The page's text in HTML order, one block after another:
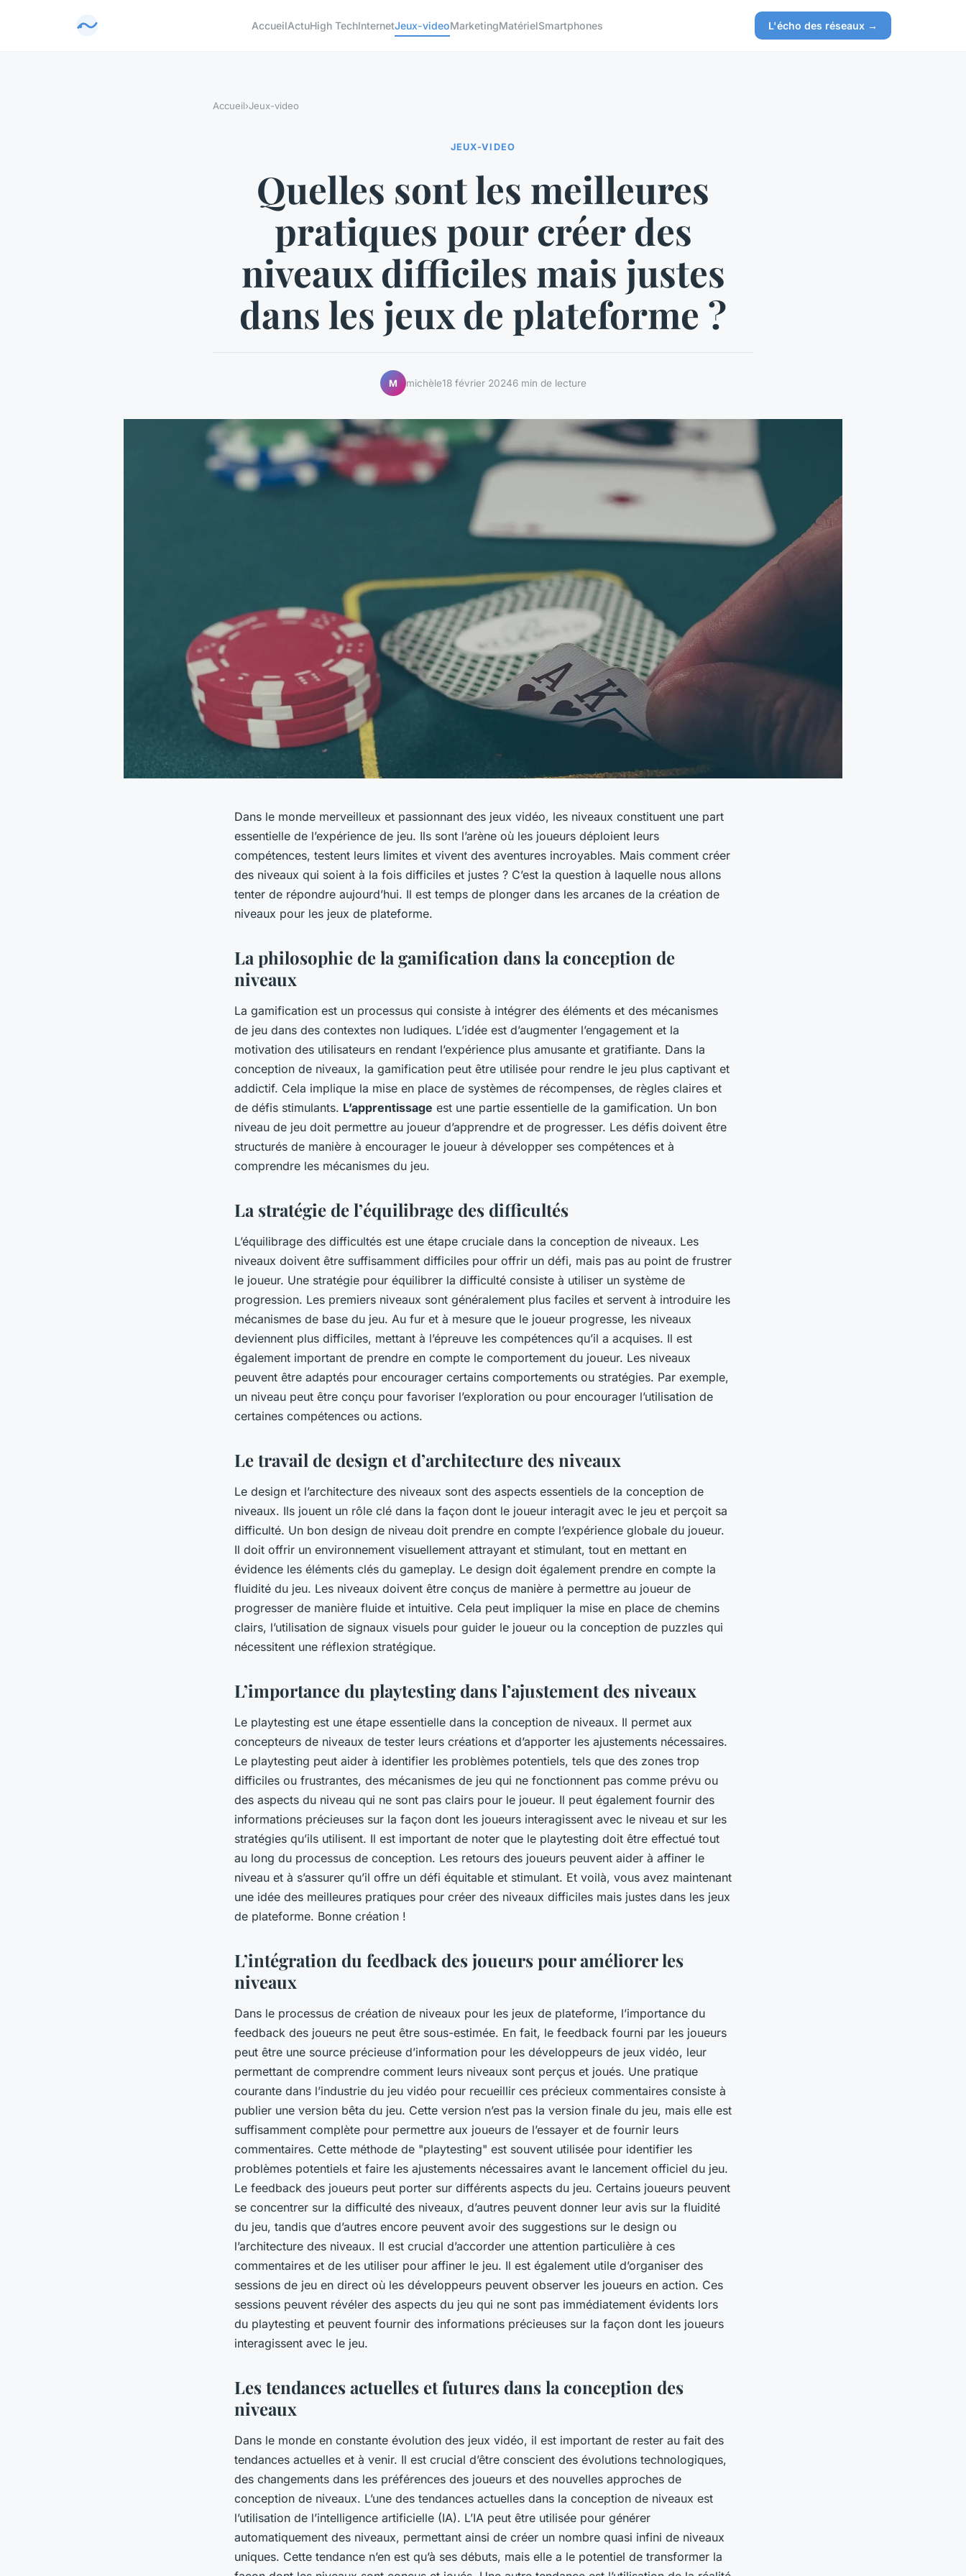
AccueilActuHigh TechInternetJeux-videoMarketingMatérielSmartphones L'écho des réseaux →
Accueil›Jeux-video
JEUX-VIDEO
Quelles sont les meilleures
pratiques pour créer des
niveaux difficiles mais justes
dans les jeux de plateforme ?
M michèle18 février 20246 min de lecture
Dans le monde merveilleux et passionnant des jeux vidéo, les niveaux constituent une part
essentielle de l’expérience de jeu. Ils sont l’arène où les joueurs déploient leurs
compétences, testent leurs limites et vivent des aventures incroyables. Mais comment créer
des niveaux qui soient à la fois difficiles et justes ? C’est la question à laquelle nous allons
tenter de répondre aujourd’hui. Il est temps de plonger dans les arcanes de la création de
niveaux pour les jeux de plateforme.
La philosophie de la gamification dans la conception de
niveaux
La gamification est un processus qui consiste à intégrer des éléments et des mécanismes
de jeu dans des contextes non ludiques. L’idée est d’augmenter l’engagement et la
motivation des utilisateurs en rendant l’expérience plus amusante et gratifiante. Dans la
conception de niveaux, la gamification peut être utilisée pour rendre le jeu plus captivant et
addictif. Cela implique la mise en place de systèmes de récompenses, de règles claires et
de défis stimulants. L’apprentissage est une partie essentielle de la gamification. Un bon
niveau de jeu doit permettre au joueur d’apprendre et de progresser. Les défis doivent être
structurés de manière à encourager le joueur à développer ses compétences et à
comprendre les mécanismes du jeu.
La stratégie de l’équilibrage des difficultés
L’équilibrage des difficultés est une étape cruciale dans la conception de niveaux. Les
niveaux doivent être suffisamment difficiles pour offrir un défi, mais pas au point de frustrer
le joueur. Une stratégie pour équilibrer la difficulté consiste à utiliser un système de
progression. Les premiers niveaux sont généralement plus faciles et servent à introduire les
mécanismes de base du jeu. Au fur et à mesure que le joueur progresse, les niveaux
deviennent plus difficiles, mettant à l’épreuve les compétences qu’il a acquises. Il est
également important de prendre en compte le comportement du joueur. Les niveaux
peuvent être adaptés pour encourager certains comportements ou stratégies. Par exemple,
un niveau peut être conçu pour favoriser l’exploration ou pour encourager l’utilisation de
certaines compétences ou actions.
Le travail de design et d’architecture des niveaux
Le design et l’architecture des niveaux sont des aspects essentiels de la conception de
niveaux. Ils jouent un rôle clé dans la façon dont le joueur interagit avec le jeu et perçoit sa
difficulté. Un bon design de niveau doit prendre en compte l’expérience globale du joueur.
Il doit offrir un environnement visuellement attrayant et stimulant, tout en mettant en
évidence les éléments clés du gameplay. Le design doit également prendre en compte la
fluidité du jeu. Les niveaux doivent être conçus de manière à permettre au joueur de
progresser de manière fluide et intuitive. Cela peut impliquer la mise en place de chemins
clairs, l’utilisation de signaux visuels pour guider le joueur ou la conception de puzzles qui
nécessitent une réflexion stratégique.
L’importance du playtesting dans l’ajustement des niveaux
Le playtesting est une étape essentielle dans la conception de niveaux. Il permet aux
concepteurs de niveaux de tester leurs créations et d’apporter les ajustements nécessaires.
Le playtesting peut aider à identifier les problèmes potentiels, tels que des zones trop
difficiles ou frustrantes, des mécanismes de jeu qui ne fonctionnent pas comme prévu ou
des aspects du niveau qui ne sont pas clairs pour le joueur. Il peut également fournir des
informations précieuses sur la façon dont les joueurs interagissent avec le niveau et sur les
stratégies qu’ils utilisent. Il est important de noter que le playtesting doit être effectué tout
au long du processus de conception. Les retours des joueurs peuvent aider à affiner le
niveau et à s’assurer qu’il offre un défi équitable et stimulant. Et voilà, vous avez maintenant
une idée des meilleures pratiques pour créer des niveaux difficiles mais justes dans les jeux
de plateforme. Bonne création !
L’intégration du feedback des joueurs pour améliorer les
niveaux
Dans le processus de création de niveaux pour les jeux de plateforme, l’importance du
feedback des joueurs ne peut être sous-estimée. En fait, le feedback fourni par les joueurs
peut être une source précieuse d’information pour les développeurs de jeux vidéo, leur
permettant de comprendre comment leurs niveaux sont perçus et joués. Une pratique
courante dans l’industrie du jeu vidéo pour recueillir ces précieux commentaires consiste à
publier une version bêta du jeu. Cette version n’est pas la version finale du jeu, mais elle est
suffisamment complète pour permettre aux joueurs de l’essayer et de fournir leurs
commentaires. Cette méthode de "playtesting" est souvent utilisée pour identifier les
problèmes potentiels et faire les ajustements nécessaires avant le lancement officiel du jeu.
Le feedback des joueurs peut porter sur différents aspects du jeu. Certains joueurs peuvent
se concentrer sur la difficulté des niveaux, d’autres peuvent donner leur avis sur la fluidité
du jeu, tandis que d’autres encore peuvent avoir des suggestions sur le design ou
l’architecture des niveaux. Il est crucial d’accorder une attention particulière à ces
commentaires et de les utiliser pour affiner le jeu. Il est également utile d’organiser des
sessions de jeu en direct où les développeurs peuvent observer les joueurs en action. Ces
sessions peuvent révéler des aspects du jeu qui ne sont pas immédiatement évidents lors
du playtesting et peuvent fournir des informations précieuses sur la façon dont les joueurs
interagissent avec le jeu.
Les tendances actuelles et futures dans la conception des
niveaux
Dans le monde en constante évolution des jeux vidéo, il est important de rester au fait des
tendances actuelles et à venir. Il est crucial d’être conscient des évolutions technologiques,
des changements dans les préférences des joueurs et des nouvelles approches de
conception de niveaux. L’une des tendances actuelles dans la conception de niveaux est
l’utilisation de l’intelligence artificielle (IA). L’IA peut être utilisée pour générer
automatiquement des niveaux, permettant ainsi de créer un nombre quasi infini de niveaux
uniques. Cette tendance n’en est qu’à ses débuts, mais elle a le potentiel de transformer la